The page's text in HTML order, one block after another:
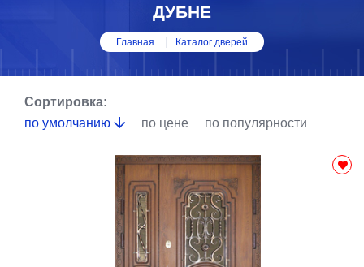
ДУБНЕ
Главная Каталог дверей
Сортировка:
по умолчанию
по цене по популярности